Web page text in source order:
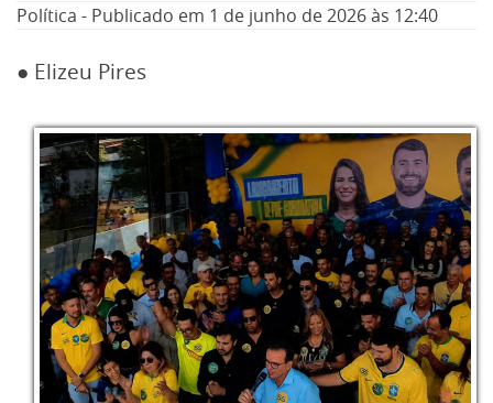
Política - Publicado em 1 de junho de 2026às 12:40
● Elizeu Pires